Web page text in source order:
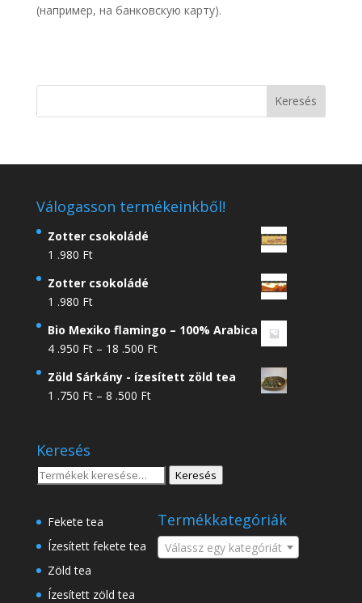
(например, на банковскую карту).
Válogasson termékeinkből!
Zotter csokoládé
1 .980 Ft
Zotter csokoládé
1 .980 Ft
Bio Mexiko flamingo – 100% Arabica
4 .950 Ft – 18 .500 FtÁrtartomány:
.950 Ft
Zöld Sárkány - ízesített zöld tea
1 .750 Ft – 8 .500 FtÁrtartomány:
8
.500 Ft
Keresés
Keresés
Keresés
Fekete tea
Ízesített fekete tea
Zöld tea
Ízesített zöld tea
Termékkategóriák
Válassz egy kategóriát